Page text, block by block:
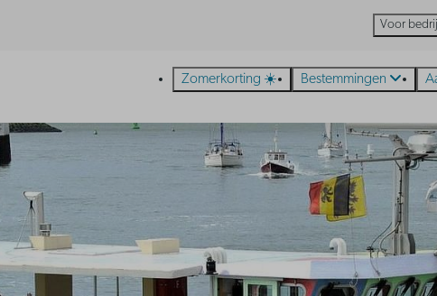
Voor
Zomerkorting ☀️ Bestemmingen